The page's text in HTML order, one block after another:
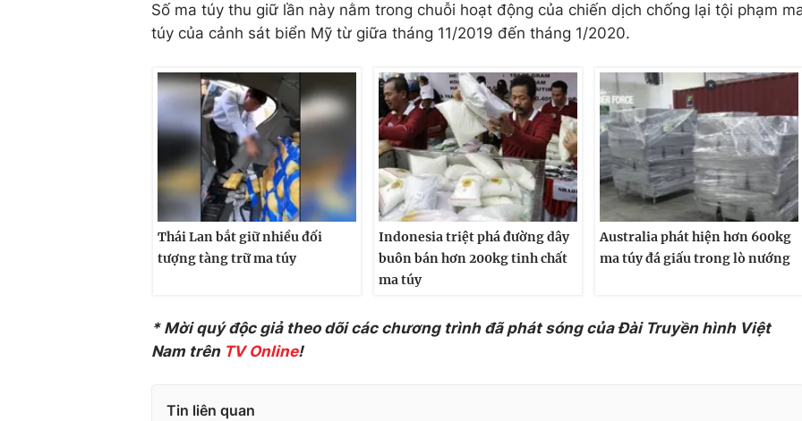
Số ma túy thu giữ lần này nằm trong chuỗi hoạt động của chiến dịch chống lại tội phạm
túy của cảnh sát biển Mỹ từ giữa tháng 11/2019 đến tháng 1/2020.
Thái Lan bắt giữ nhiều đối
tượng tàng trữ ma túy
Indonesia triệt phá đường dây
buôn bán hơn 200kg tinh chất
ma túy
Australia phát hiện hơn 600kg
ma túy đá giấu trong lò nướng
* Mời quý độc giả theo dõi các chương trình đã phát sóng của Đài Truyền hình Việt
Nam trên TV Online!
Tin liên quan